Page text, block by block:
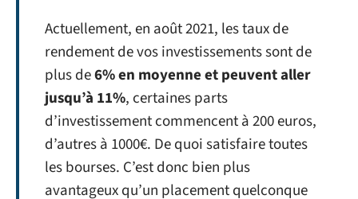
Actuellement, en août 2021, les taux de
rendement de vos investissements sont de
plus de6% en moyenne et peuvent aller
jusqu’à 11%, certaines parts
d’investissement commencent à 200 euros,
d’autres à 1000€. De quoi satisfaire toutes
les bourses. C’est donc bien plus
avantageux qu’un placement quelconque